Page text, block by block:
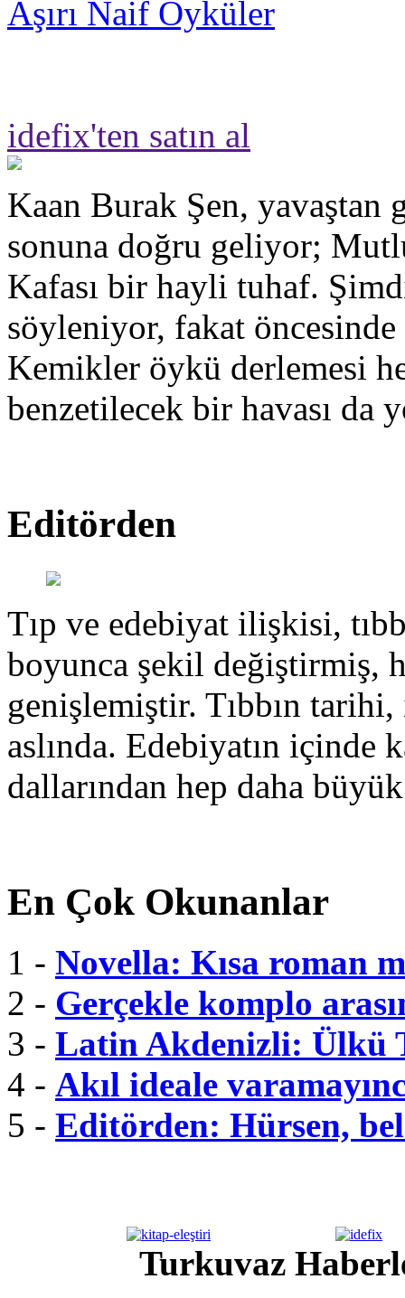
Aşırı Naif Öyküler
idefix'ten satın al
Kaan Burak Şen, yavaştan
sonuna doğru geliyor;
Kafası bir hayli tuhaf.
söyleniyor, fakat
Kemikler öykü derlemesi
benzetilecek bir havası da
Editörden
Tıp ve edebiyat ilişkisi,
boyunca şekil değiştirmiş,
genişlemiştir. Tıbbın
aslında. Edebiyatın içinde
dallarından hep daha
En Çok Okunanlar
1 - Novella: Kısa roman
2 - Gerçekle komplo
3 - Latin Akdenizli: Ülkü
4 - Akıl ideale
5 - Editörden: Hürsen,
Turkuvaz